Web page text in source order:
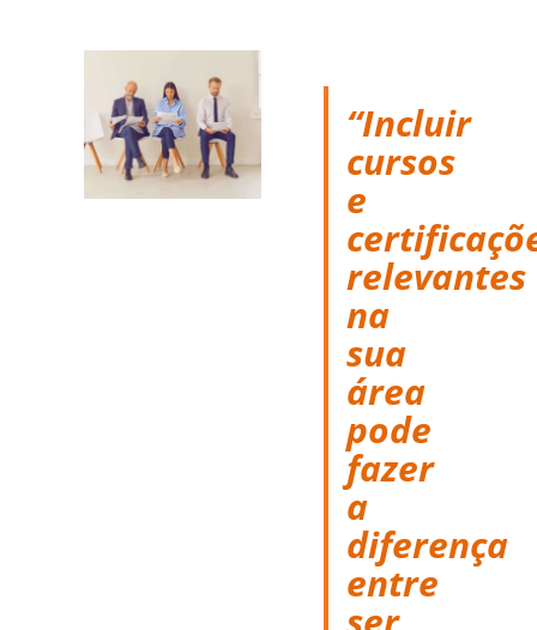
“Incluir
cursos
e
relevantes
na
sua
área
pode
fazer
a
diferença
entre